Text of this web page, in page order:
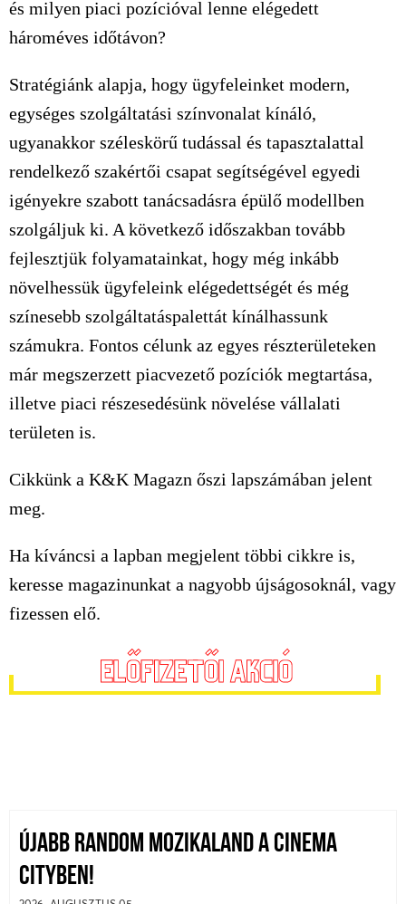
és milyen piaci pozícióval lenne elégedett
hároméves időtávon?
Stratégiánk alapja, hogy ügyfeleinket modern,
egységes szolgáltatási színvonalat kínáló,
ugyanakkor széleskörű tudással és tapasztalattal
rendelkező szakértői csapat segítségével egyedi
igényekre szabott tanácsadásra épülő modellben
szolgáljuk ki. A következő időszakban tovább
fejlesztjük folyamatainkat, hogy még inkább
növelhessük ügyfeleink elégedettségét és még
színesebb szolgáltatáspalettát kínálhassunk
számukra. Fontos célunk az egyes részterületeken
már megszerzett piacvezető pozíciók megtartása,
illetve piaci részesedésünk növelése vállalati
területen is.
Cikkünk a K&K Magazn őszi lapszámában jelent
meg.
Ha kíváncsi a lapban megjelent többi cikkre is,
keresse magazinunkat a nagyobb újságosoknál, vagy
fizessen elő.
ÚJABB RANDOM MOZIKALAND A CINEMA
CITYBEN!